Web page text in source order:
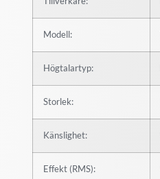
Modell:
Högtalartyp:
Storlek:
Känslighet:
Effekt (RMS):